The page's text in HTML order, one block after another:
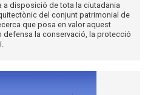
a disposició de tota la ciutadania
del conjunt patrimonial de
que posa en valor aquest
defensa la conservació, la protecció